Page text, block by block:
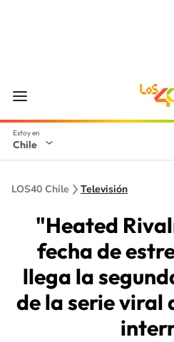
Chile
LOS40 Chile Televisión
"Heated
fecha de
llega la
de la serie viral